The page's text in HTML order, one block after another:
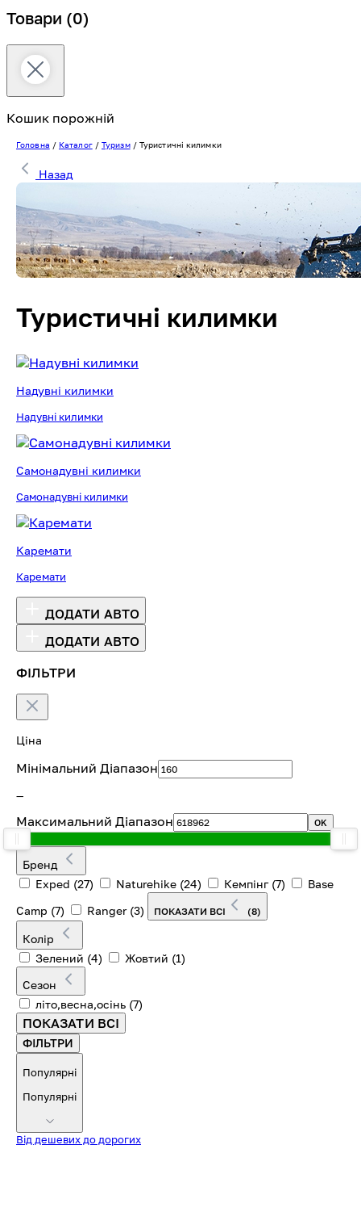
Товари (0)
Кошик порожній
Головна / Каталог/Туризм/ Туристичні килимки
Назад
Туристичні килимки
Надувні килимки
Надувні килимки
Самонадувні килимки
Самонадувні килимки
Каремати
Каремати
ДОДАТИ АВТО
ДОДАТИ АВТО
ФІЛЬТРИ
Ціна
Мінімальний Діапазон
—
Максимальний Діапазон OK
Бренд
Exped (27) Naturehike (24) Кемпінг (7)
Base
Camp (7) Ranger (3) ПОКАЗАТИ ВСІ (8)
Колір
Зелений (4) Жовтий (1)
Сезон
літо,весна,осінь (7)
ПОКАЗАТИ ВСІ
ФІЛЬТРИ
Популярні
Популярні
Від дешевих до дорогих